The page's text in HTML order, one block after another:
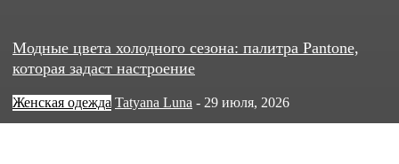
Модные цвета холодного сезона: палитра Pantone,
которая задаст настроение
Женская одежда Tatyana Luna - 29 июля, 2026